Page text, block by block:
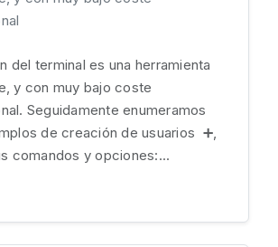
del terminal es una herramienta
y con muy bajo coste
Seguidamente enumeramos
de creación de usuarios ➕,
comandos y opciones:...